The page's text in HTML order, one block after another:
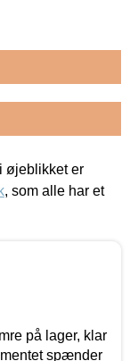
øjeblikket er
, som alle har et
på lager, klar
spænder